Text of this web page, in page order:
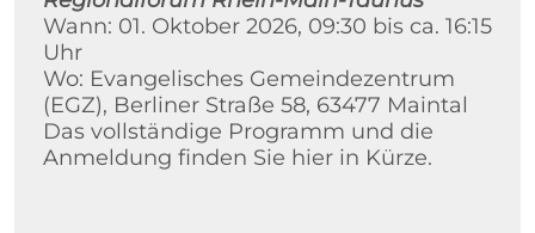
Wann: 01. Oktober 2026, 09:30 bis ca. 16:15
Uhr
Wo: Evangelisches Gemeindezentrum
(EGZ), Berliner Straße 58, 63477 Maintal
Das vollständige Programm und die
Anmeldung finden Sie hier in Kürze.